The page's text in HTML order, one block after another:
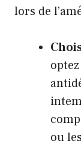
lors de
ou